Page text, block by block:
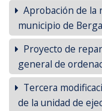
Aprobación de la
municipio de
Proyecto de
general de
Tercera
de la unidad de